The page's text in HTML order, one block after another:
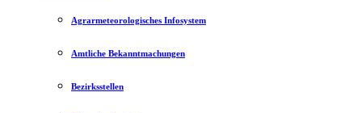
Agrarmeteorologisches Infosystem
Amtliche Bekanntmachungen
Bezirksstellen